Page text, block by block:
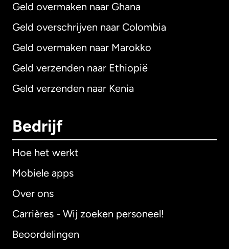
Geld overmaken naar Ghana
Geld overschrijven naar Colombia
Geld overmaken naar Marokko
Geld verzenden naar Ethiopië
Geld verzenden naar Kenia
Bedrijf
Hoe het werkt
Mobiele apps
Over ons
Carrières - Wij zoeken personeel!
Beoordelingen